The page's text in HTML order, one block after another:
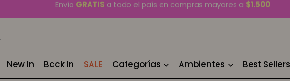
En Montevideo, envío en 2 horas disponible
Cambios y devoluciones gratispor 30 días
EnvíoGRATISa todo el país en compras mayores a$1.500
New In Back In SALE Categorías Ambientes Best Sellers